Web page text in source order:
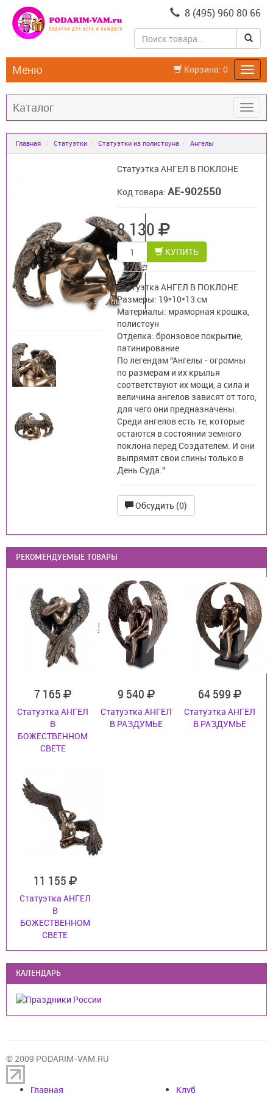
8 (495) 960 80 66
Корзина: 0
Меню
Каталог
Главная Статуэтки Статуэтки из полистоуна Ангелы
Статуэтка АНГЕЛ В ПОКЛОНЕ
Код товара:AE-902550
8 130
КУПИТЬ
Статуэтка АНГЕЛ В ПОКЛОНЕ
Размеры: 19*10*13 см
Материалы: мраморная крошка,
полистоун
Отделка: бронзовое покрытие,
патинирование
По легендам "Ангелы - огромны
по размерам и их крылья
соответствуют их мощи, а сила и
величина ангелов зависят от того,
для чего они предназначены.
Среди ангелов есть те, которые
остаются в состоянии земного
поклона перед Создателем. И они
выпрямят свои спины только в
День Суда."
Обсудить (0)
РЕКОМЕНДУЕМЫЕ ТОВАРЫ
7 165
Статуэтка АНГЕЛ
В
БОЖЕСТВЕННОМ
СВЕТЕ
9 540
Статуэтка АНГЕЛ
В РАЗДУМЬЕ
64 599
Статуэтка АНГЕЛ
В РАЗДУМЬЕ
11 155
Статуэтка АНГЕЛ
В
БОЖЕСТВЕННОМ
СВЕТЕ
КАЛЕНДАРЬ
© 2009 PODARIM-VAM.RU
Главная Клуб